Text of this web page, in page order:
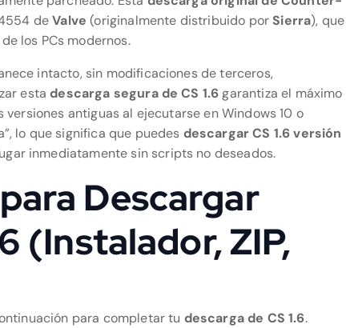
deValve (originalmente distribuido por Sierra), que
los PCs modernos.
intacto, sin modificaciones de terceros,
esta descarga segura de CS 1.6garantiza el máximo
antiguas al ejecutarse en Windows 10 o
lo que significa que puedes descargar CS 1.6 versión
inmediatamente sin scripts no deseados.
Descargar
(Instalador, ZIP,
para completar tu descarga de CS 1.6.